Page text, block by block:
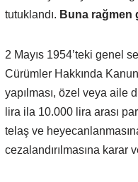
tutuklandı. Buna rağmen
2 Mayıs 1954’teki genel
Cürümler Hakkında
yapılması, özel veya aile
lira ila 10.000 lira arası
telaş ve
cezalandırılmasına karar